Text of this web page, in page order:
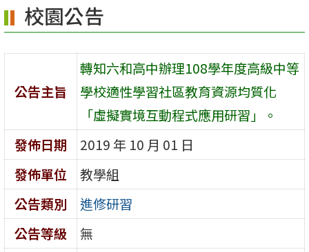
區
校園公告
公告主旨
轉知六和高中辦理108學年度高級中等
學校適性學習社區教育資源均質化
「虛擬實境互動程式應用研習」。
發佈日期
2019 年 10 月 01 日
發佈單位
教學組
公告類別
進修研習
公告等級
無